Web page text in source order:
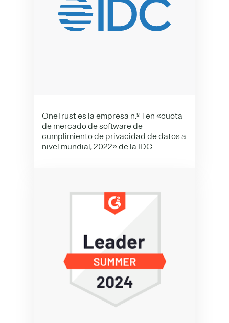
OneTrust es la empresa n.º 1 en «cuota
de mercado de software de
cumplimiento de privacidad de datos a
nivel mundial, 2022» de la IDC